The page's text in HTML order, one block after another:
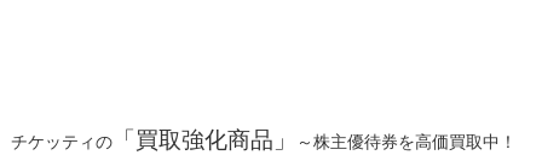
チケッティの「買取強化商品」
～株主優待券を高価買取中！